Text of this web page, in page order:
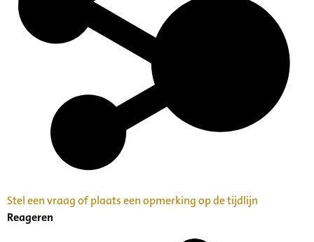
Stel een vraag of plaats een opmerking op de tijdlijn
Reageren